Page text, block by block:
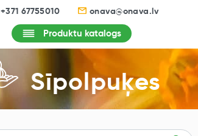
+371 67755010 onava@onava.lv
Produktu katalogs
Sīpolpuķes